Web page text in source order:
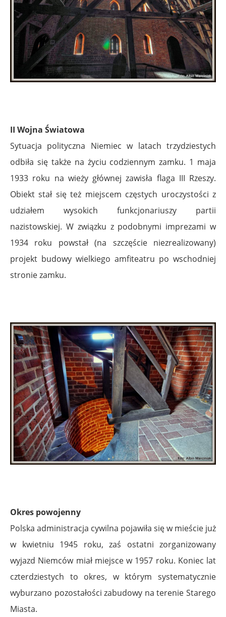
II Wojna Światowa
Sytuacja polityczna Niemiec w latach trzydziestych
odbiła się także na życiu codziennym zamku. 1 maja
1933 roku na wieży głównej zawisła flaga III Rzeszy.
Obiekt stał się też miejscem częstych uroczystości z
udziałem wysokich funkcjonariuszy partii
nazistowskiej. W związku z podobnymi imprezami w
1934 roku powstał (na szczęście niezrealizowany)
projekt budowy wielkiego amfiteatru po wschodniej
stronie zamku.
Okres powojenny
Polska administracja cywilna pojawiła się w mieście już
w kwietniu 1945 roku, zaś ostatni zorganizowany
wyjazd Niemców miał miejsce w 1957 roku. Koniec lat
czterdziestych to okres, w którym systematycznie
wyburzano pozostałości zabudowy na terenie Starego
Miasta.